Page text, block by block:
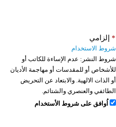
إلزامي *
شروط الاستخدام
شروط النشر: عدم الإساءة للكاتب أو
للأشخاص أو للمقدسات أو مهاجمة الأديان
أو الذات الالهية. والابتعاد عن التحريض
الطائفي والعنصري والشتائم.
اُوافق على شروط الأستخدام